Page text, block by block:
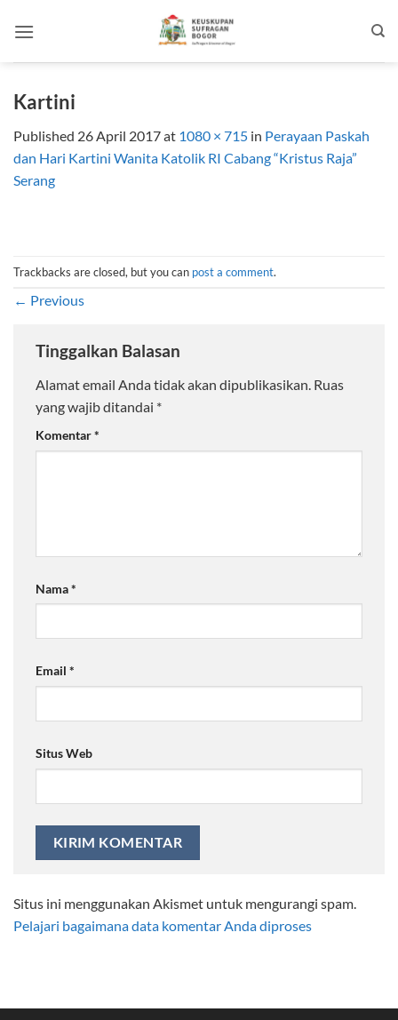
Kartini
Published 26 April 2017at 1080 × 715 in Perayaan Paskah
dan Hari Kartini Wanita Katolik RI Cabang “Kristus Raja”
Serang
Trackbacks are closed, but you can post a comment.
← Previous
Tinggalkan Balasan
Alamat email Anda tidak akan dipublikasikan. Ruas
yang wajib ditandai *
Komentar*
Nama*
Email *
Situs Web
Situs ini menggunakan Akismet untuk mengurangi spam.
Pelajari bagaimana data komentar Anda diproses